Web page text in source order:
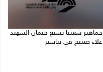
جماهير شعبنا تشيع جثمان الشهيد
علاء صبيح في تياسير